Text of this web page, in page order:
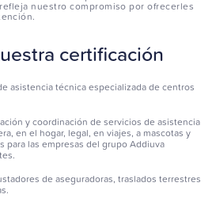
nuestro compromiso por ofrecerles
certificación
asistencia técnica especializada de centros
y coordinación de servicios de asistencia
en el hogar, legal, en viajes, a mascotas y
para las empresas del grupo Addiuva
de aseguradoras, traslados terrestres